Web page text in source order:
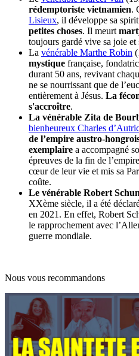
rédemptoriste vietnamien.
Lisieux, il développe sa
petites choses. Il meurt
toujours gardé vive sa joie et
La vénérable Marthe Robin
mystique française,
durant 50 ans, revivant
ne se nourrissant que de
entièrement à Jésus. La
s'accroître.
La vénérable Zita de
bienheureux Charles
de l’empire austro-
exemplaire a accompagné
épreuves de la fin de
cœur de leur vie et mis sa
coûte.
Le vénérable Robert
XXème siècle, il a été
en 2021. En effet, Robert
le rapprochement avec
guerre mondiale.
Nous vous recommandons